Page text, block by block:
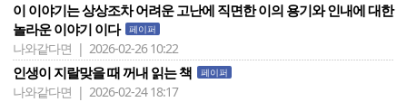
이 이야기는 상상조차 어려운 고난에 직면한 이의 용기와 인내에 대한
놀라운 이야기 이다 페이퍼
나와같다면 | 2026-02-26 10:22
인생이 지랄맞을 때 꺼내 읽는 책 페이퍼
나와같다면 | 2026-02-24 18:17